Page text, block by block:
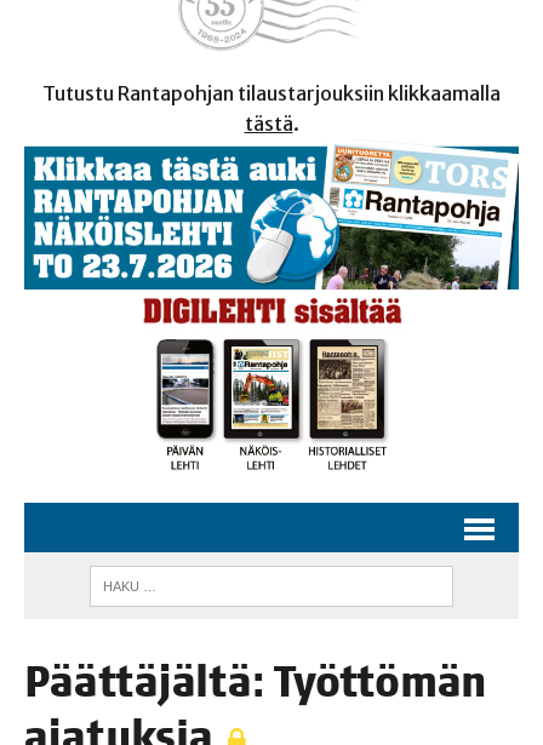
Tutustu Rantapohjan tilaustarjouksiin klikkaamalla
tästä.
Päät­tä­jäl­tä: Työt­tö­män